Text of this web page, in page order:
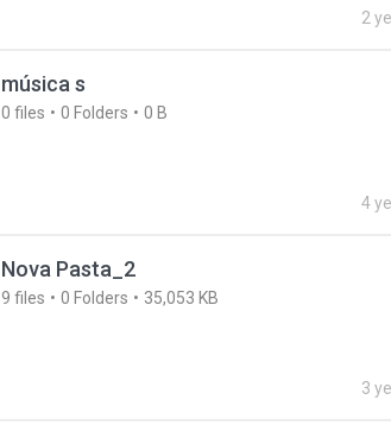
2
música s
0 files 0 Folders 0 B
4
Nova Pasta_2
9 files 0 Folders 35,053 KB
3